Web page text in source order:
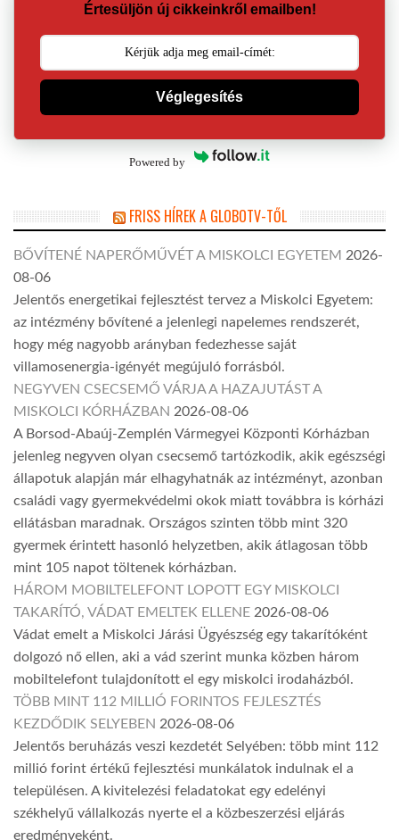
Értesüljön új cikkeinkről emailben!
Véglegesítés
Powered by
FRISS HÍREK A GLOBOTV-TŐL
BŐVÍTENÉ NAPERŐMŰVÉT A MISKOLCI EGYETEM 2026-
08-06
Jelentős energetikai fejlesztést tervez a Miskolci Egyetem:
az intézmény bővítené a jelenlegi napelemes rendszerét,
hogy még nagyobb arányban fedezhesse saját
villamosenergia-igényét megújuló forrásból.
NEGYVEN CSECSEMŐ VÁRJA A HAZAJUTÁST A
MISKOLCI KÓRHÁZBAN 2026-08-06
A Borsod-Abaúj-Zemplén Vármegyei Központi Kórházban
jelenleg negyven olyan csecsemő tartózkodik, akik egészségi
állapotuk alapján már elhagyhatnák az intézményt, azonban
családi vagy gyermekvédelmi okok miatt továbbra is kórházi
ellátásban maradnak. Országos szinten több mint 320
gyermek érintett hasonló helyzetben, akik átlagosan több
mint 105 napot töltenek kórházban.
HÁROM MOBILTELEFONT LOPOTT EGY MISKOLCI
TAKARÍTÓ, VÁDAT EMELTEK ELLENE 2026-08-06
Vádat emelt a Miskolci Járási Ügyészség egy takarítóként
dolgozó nő ellen, aki a vád szerint munka közben három
mobiltelefont tulajdonított el egy miskolci irodaházból.
TÖBB MINT 112 MILLIÓ FORINTOS FEJLESZTÉS
KEZDŐDIK SELYEBEN 2026-08-06
Jelentős beruházás veszi kezdetét Selyében: több mint 112
millió forint értékű fejlesztési munkálatok indulnak el a
településen. A kivitelezési feladatokat egy edelényi
székhelyű vállalkozás nyerte el a közbeszerzési eljárás
eredményeként.